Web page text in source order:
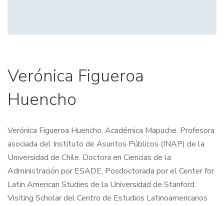
Verónica Figueroa
Huencho
Verónica Figueroa Huencho. Académica Mapuche. Profesora
asociada del Instituto de Asuntos Públicos (INAP) de la
Universidad de Chile. Doctora en Ciencias de la
Administración por ESADE. Posdoctorada por el Center for
Latin American Studies de la Universidad de Stanford.
Visiting Scholar del Centro de Estudios Latinoamericanos